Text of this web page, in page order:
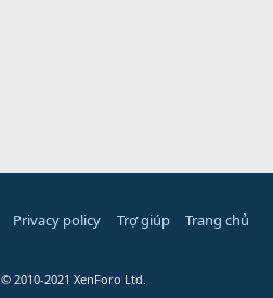
Privacy policy Trợ giúp Trang chủ
© 2010-2021 XenForo Ltd.